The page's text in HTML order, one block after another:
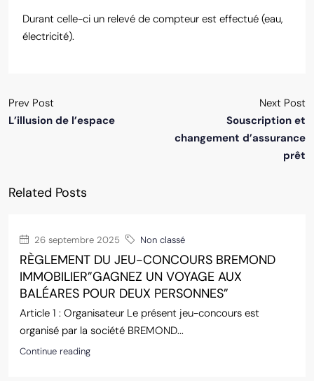
Durant celle-ci un relevé de compteur est effectué (eau,
électricité).
Prev Post
L’illusion de l’espace
Next Post
Souscription et
changement d’assurance
prêt
Related Posts
26 septembre 2025 Non classé
RÈGLEMENT DU JEU-CONCOURS BREMOND
IMMOBILIER”GAGNEZ UN VOYAGE AUX
BALÉARES POUR DEUX PERSONNES”
Article 1 : Organisateur Le présent jeu-concours est
organisé par la société BREMOND...
Continue reading